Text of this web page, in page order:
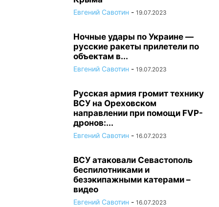
Евгений Савотин - 19.07.2023
Ночные удары по Украине —
русские ракеты прилетели по
объектам в...
Евгений Савотин - 19.07.2023
Русская армия громит технику
ВСУ на Ореховском
направлении при помощи FVP-
дронов:...
Евгений Савотин - 16.07.2023
ВСУ атаковали Севастополь
беспилотниками и
безэкипажными катерами –
видео
Евгений Савотин - 16.07.2023